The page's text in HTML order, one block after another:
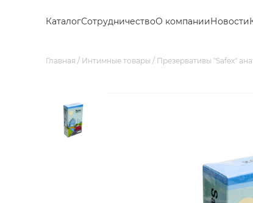
КаталогСотрудничествоО компанииНовости
Главная Интимные товары Презервативы "Safex"